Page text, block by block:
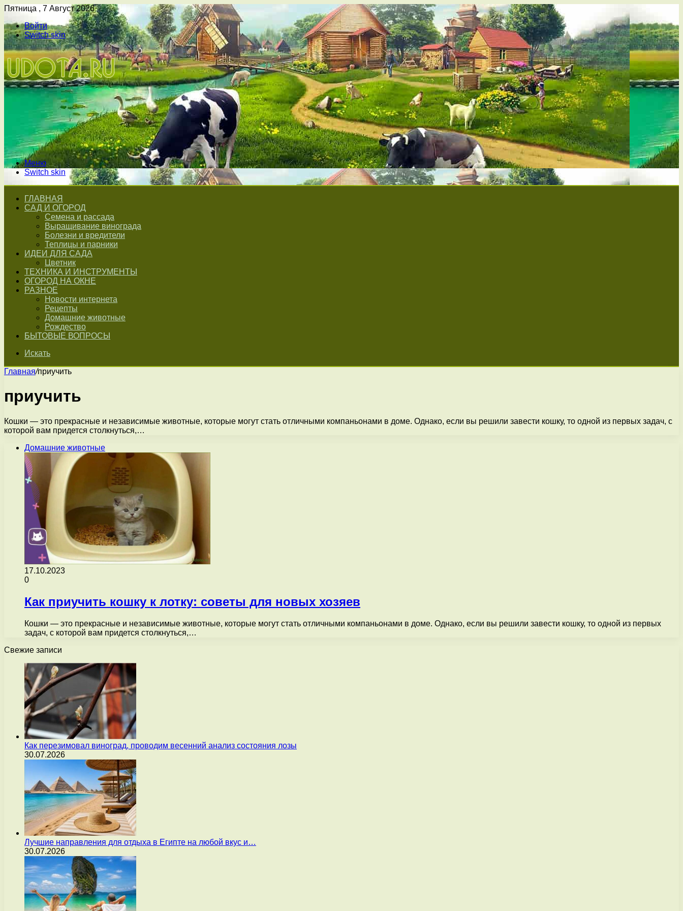
Пятница , 7 Август 2026
Войти
Switch skin
Меню
Switch skin
ГЛАВНАЯ
САД И ОГОРОД
Семена и рассада
Выращивание винограда
Болезни и вредители
Теплицы и парники
ИДЕИ ДЛЯ САДА
Цветник
ТЕХНИКА И ИНСТРУМЕНТЫ
ОГОРОД НА ОКНЕ
РАЗНОЕ
Новости интернета
Рецепты
Домашние животные
Рождество
БЫТОВЫЕ ВОПРОСЫ
Искать
Главная/приучить
приучить
Кошки — это прекрасные и независимые животные, которые могут стать отличными компаньонами в доме. Однако, если вы решили завести кошку, то одной из первых задач, с
которой вам придется столкнуться,…
Домашние животные
17.10.2023
0
Как приучить кошку к лотку: советы для новых хозяев
Кошки — это прекрасные и независимые животные, которые могут стать отличными компаньонами в доме. Однако, если вы решили завести кошку, то одной из первых
задач, с которой вам придется столкнуться,…
Свежие записи
Как перезимовал виноград, проводим весенний анализ состояния лозы
30.07.2026
Лучшие направления для отдыха в Египте на любой вкус и…
30.07.2026